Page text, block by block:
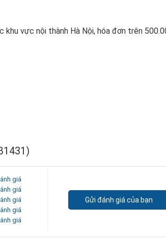
vực nội thành Hà Nội, hóa đơn trên
giá
giá
giá
giá
giá
Gửi đánh giá của bạn